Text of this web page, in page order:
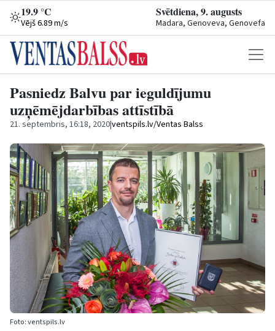
19.9 °C
Vējš 6.89 m/s
Svētdiena, 9. augusts
Madara, Genoveva, Genovefa
Pasniedz Balvu par ieguldījumu
uzņēmējdarbības attīstībā
21. septembris, 16:18, 2020|ventspils.lv/Ventas Balss
Foto: ventspils.lv